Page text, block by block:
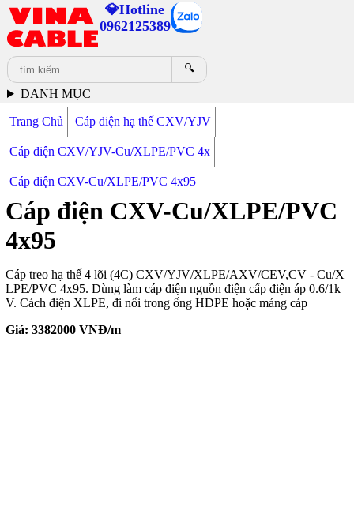
💎Hotline
0962125389
🔍
DANH MỤC
Trang Chủ Cáp điện hạ thế CXV/YJV
Cáp điện CXV/YJV-Cu/XLPE/PVC 4x
Cáp điện CXV-Cu/XLPE/PVC 4x95
Cáp điện CXV-Cu/XLPE/PVC
4x95
Cáp treo hạ thế 4 lõi (4C) CXV/YJV/XLPE/AXV/CEV,CV - Cu/X
LPE/PVC 4x95. Dùng làm cáp điện nguồn điện cấp điện áp 0.6/1k
V. Cách điện XLPE, đi nổi trong ống HDPE hoặc máng cáp
Giá: 3382000VNĐ/m